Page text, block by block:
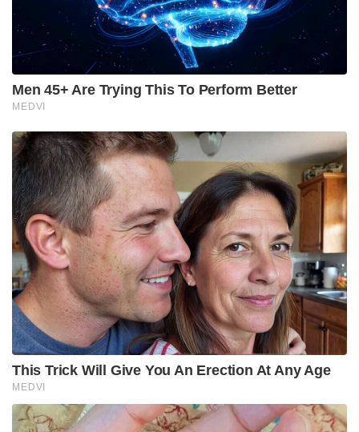
സിംഗൂരിലെ വ്യാവസായിക പ്രവർത്തനങ്ങൾ
പുനരുജ്ജീവിപ്പിക്കാൻ സുവേന്ദു അധികാരി സർക്കാർ
പദ്ധതിയിടുന്നുവെന്ന വാർത്തകളെ അവർ സ്വാഗതം
ചെയ്തു. എന്നാൽ വ്യവസായത്തോടൊപ്പം കഴിഞ്ഞ 15
വർഷമായി തകർച്ചയിലായ വിദ്യാഭ്യാസം, ആരോഗ്യം
എന്നീ മേഖലകൾക്കും പുതിയ സർക്കാർ തുല്യ
പരിഗണന നൽകണമെന്ന് അവർ ആവശ്യപ്പെട്ടു.
പശ്ചിമ ബംഗാൾ എല്ലാ മേഖലകളിലും പഴയ
പ്രതാപത്തോടെ പുരോഗതി കൈവരിക്കുക എന്നത്
ബുദ്ധദേവ് ഭട്ടാചാര്യയുടെ വലിയ
സ്വപ്നമായിരുന്നുവെന്നും, അത് സാക്ഷാത്കരിക്കാൻ
പുതിയ ബിജെപി സർക്കാരിന് കഴിഞ്ഞാൽ അത്
തീർച്ചയായും സ്വാഗതം ചെയ്യപ്പെടുമെന്നും പറഞ്ഞാണ്
മീര ഭട്ടാചാര്യ അഭിമുഖം അവസാനിപ്പിച്ചത്.
Tags: BJP west bengal
Suvendu Adhikari
Buddhadeb Bhattacharjee
mira bhattacharjee